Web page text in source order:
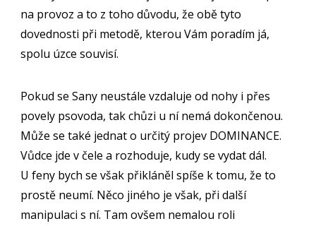
na provoz a to z toho důvodu, že obě tyto
dovednosti při metodě, kterou Vám poradím já,
spolu úzce souvisí.
Pokud se Sany neustále vzdaluje od nohy i přes
povely psovoda, tak chůzi u ní nemá dokončenou.
Může se také jednat o určitý projev DOMINANCE.
Vůdce jde v čele a rozhoduje, kudy se vydat dál.
U feny bych se však přikláněl spíše k tomu, že to
prostě neumí. Něco jiného je však, při další
manipulaci s ní. Tam ovšem nemalou roli